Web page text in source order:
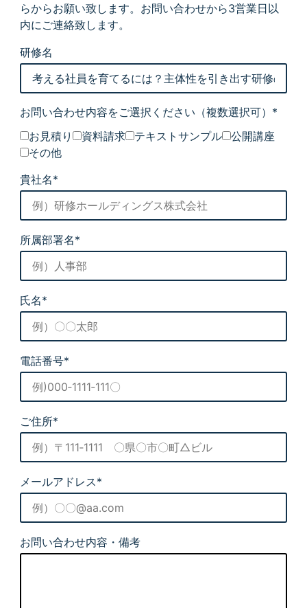
らからお願い致します。お問い合わせから3営業日以
内にご連絡致します。
研修名
お問い合わせ内容をご選択ください （複数選択可）*
お見積り
資料請求 テキストサンプル
公開講座
その他
貴社名*
所属部署名*
氏名*
電話番号*
ご住所*
メールアドレス*
お問い合わせ内容・備考